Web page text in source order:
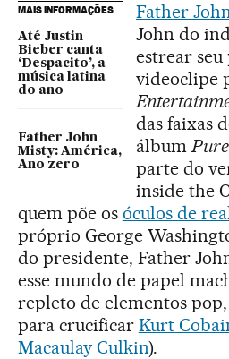
MAIS INFORMAÇÕES
Até Justin
Bieber canta
‘Despacito’, a
música latina
do ano
Father John
Misty: América,
Ano zero
Father
John do
estrear
videoclipe
das faixas
álbum
parte do
inside the
quem põe os óculos de
próprio George
do presidente, Father
esse mundo de papel
repleto de elementos
para crucificar Kurt
Macaulay Culkin).